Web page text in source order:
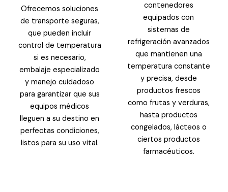
Ofrecemos soluciones
de transporte seguras,
que pueden incluir
control de temperatura
si es necesario,
embalaje especializado
y manejo cuidadoso
para garantizar que sus
equipos médicos
lleguen a su destino en
perfectas condiciones,
listos para su uso vital.
contenedores
equipados con
sistemas de
refrigeración avanzados
que mantienen una
temperatura constante
y precisa, desde
productos frescos
como frutas y verduras,
hasta productos
congelados, lácteos o
ciertos productos
farmacéuticos.